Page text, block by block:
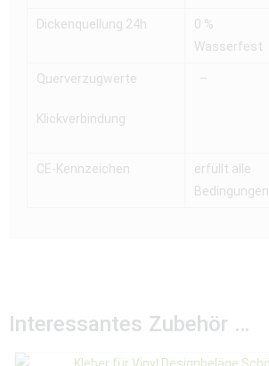
Dickenquellung 24h
0 %
Wasserfest
Querverzugwerte
Klickverbindung
–
CE-Kennzeichen
erfüllt alle
Bedingungen
Interessantes Zubehör …